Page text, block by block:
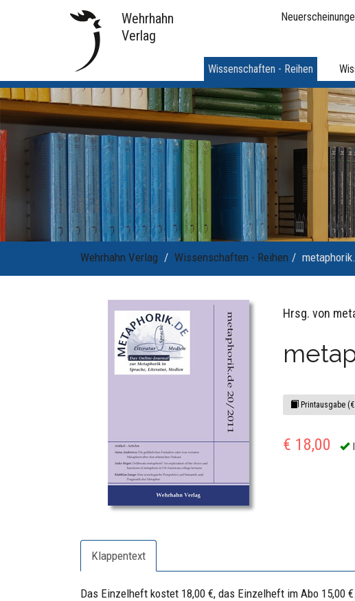
Wehrhahn
Verlag
Wissenschaften - Reihen
Wehrhahn Verlag Wissenschaften - Reihen
Hrsg. von
Printausgabe
€ 18,00
Klappentext
Das Einzelheft kostet 18,00 €, das Einzelheft im Abo 15,00